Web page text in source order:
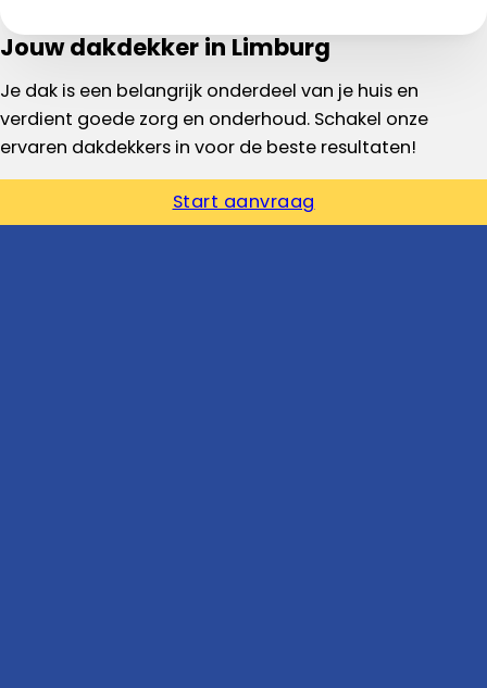
Jouw dakdekker in Limburg
Je dak is een belangrijk onderdeel van je huis en
verdient goede zorg en onderhoud. Schakel onze
ervaren dakdekkers in voor de beste resultaten!
Start aanvraag